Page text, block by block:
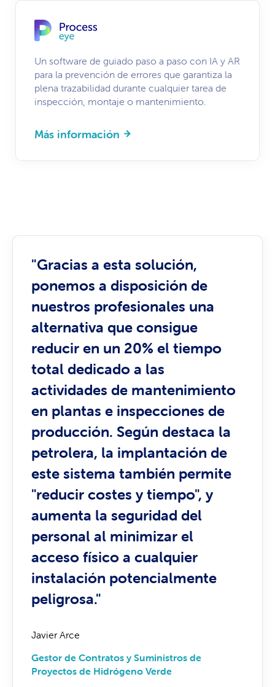
Un software de guiado paso a paso con IA y AR
para la prevención de errores que garantiza la
plena trazabilidad durante cualquier tarea de
inspección, montaje o mantenimiento.
Más información
"Gracias a esta solución,
ponemos a disposición de
nuestros profesionales una
alternativa que consigue
reducir en un 20% el tiempo
total dedicado a las
actividades de mantenimiento
en plantas e inspecciones de
producción. Según destaca la
petrolera, la implantación de
este sistema también permite
"reducir costes y tiempo", y
aumenta la seguridad del
personal al minimizar el
acceso físico a cualquier
instalación potencialmente
peligrosa."
Javier Arce
Gestor de Contratos y Suministros de
Proyectos de Hidrógeno Verde